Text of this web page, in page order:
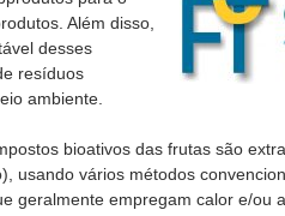
Além disso,
desses
resíduos
ambiente.
bioativos das frutas são
usando vários métodos
geralmente empregam calor e/ou